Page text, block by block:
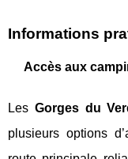
Informations
Accès aux
Les Gorges du
plusieurs options